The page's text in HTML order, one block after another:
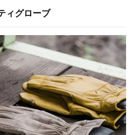
ィグローブ